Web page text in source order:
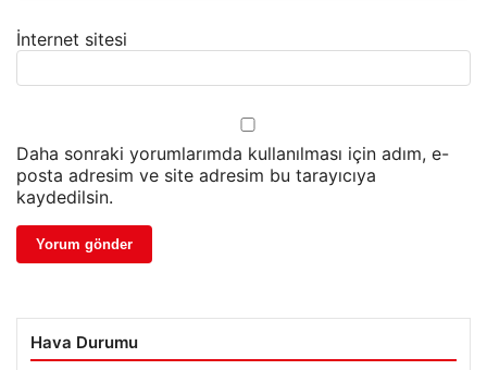
İnternet sitesi
Daha sonraki yorumlarımda kullanılması için adım, e-
posta adresim ve site adresim bu tarayıcıya
kaydedilsin.
Hava Durumu